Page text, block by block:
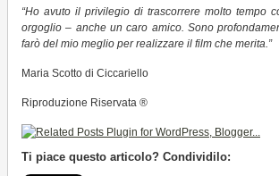
“Ho avuto il privilegio di trascorrere molto
orgoglio – anche un caro amico. Sono
farò del mio meglio per realizzare il film che merita.”
Maria Scotto di Ciccariello
Riproduzione Riservata ®
Ti piace questo articolo? Condividilo: